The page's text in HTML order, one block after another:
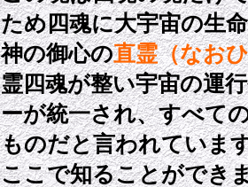
ため四魂に大宇宙の生
神の御心の直霊（なお
霊四魂が整い宇宙の運
ーが統一され、すべて
ものだと言われていま
ここで知ることができ